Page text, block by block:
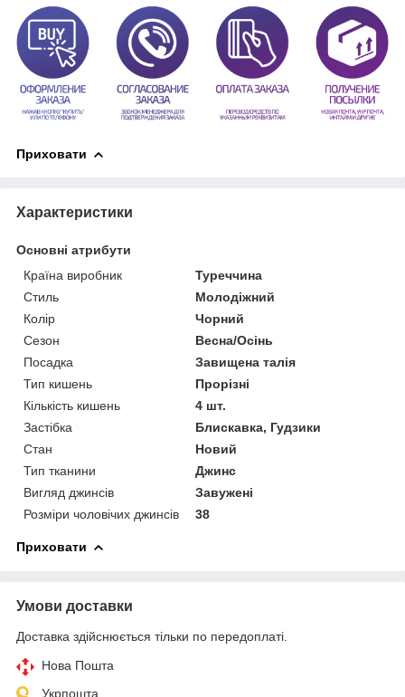
Приховати
Характеристики
Основні атрибути
Країна виробник
Туреччина
Стиль
Молодіжний
Колір
Чорний
Сезон
Весна/Осінь
Посадка
Завищена талія
Тип кишень
Прорізні
Кількість кишень
4 шт.
Застібка
Блискавка, Гудзики
Стан
Новий
Тип тканини
Джинс
Вигляд джинсів
Завужені
Розміри чоловічих джинсів
38
Приховати
Умови доставки
Доставка здійснюється тільки по передоплаті.
Нова Пошта
Укрпошта